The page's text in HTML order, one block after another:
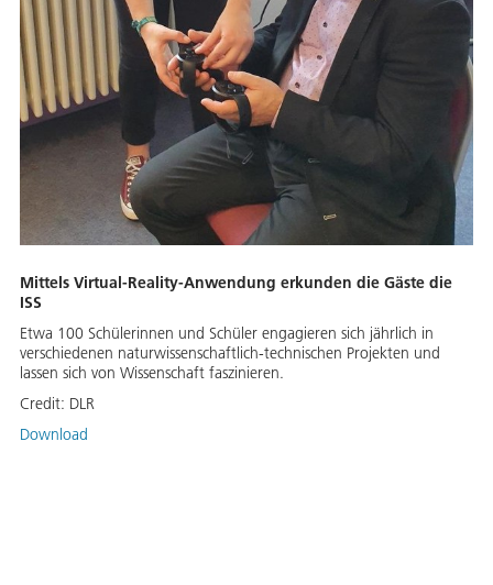
Mittels Virtual-Reality-Anwendung erkunden die Gäste die
ISS
Etwa 100 Schülerinnen und Schüler engagieren sich jährlich in
verschiedenen naturwissenschaftlich-technischen Projekten und
lassen sich von Wissenschaft faszinieren.
Credit: DLR
Download